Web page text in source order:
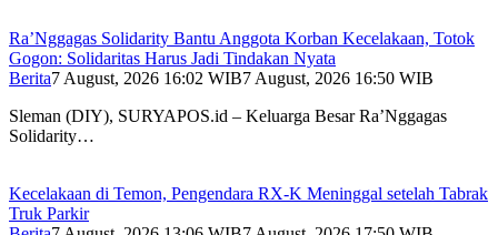
Ra’Nggagas Solidarity Bantu Anggota Korban Kecelakaan, Totok
Gogon: Solidaritas Harus Jadi Tindakan Nyata
Berita7 August, 2026 16:02 WIB7 August, 2026 16:50 WIB
Sleman (DIY), SURYAPOS.id – Keluarga Besar Ra’Nggagas
Solidarity…
Kecelakaan di Temon, Pengendara RX-K Meninggal setelah Tabrak
Truk Parkir